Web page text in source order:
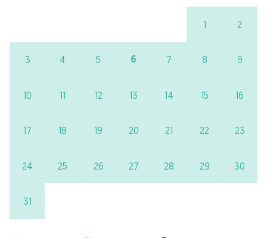
1 2
3 4 5 6 7 8 9
10 11 12 13 14 15 16
17 18 19 20 21 22 23
24 25 26 27 28 29 30
31